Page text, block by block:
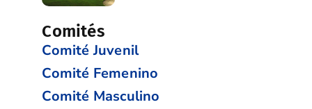
Comités
Comité Juvenil
Comité Femenino
Comité Masculino